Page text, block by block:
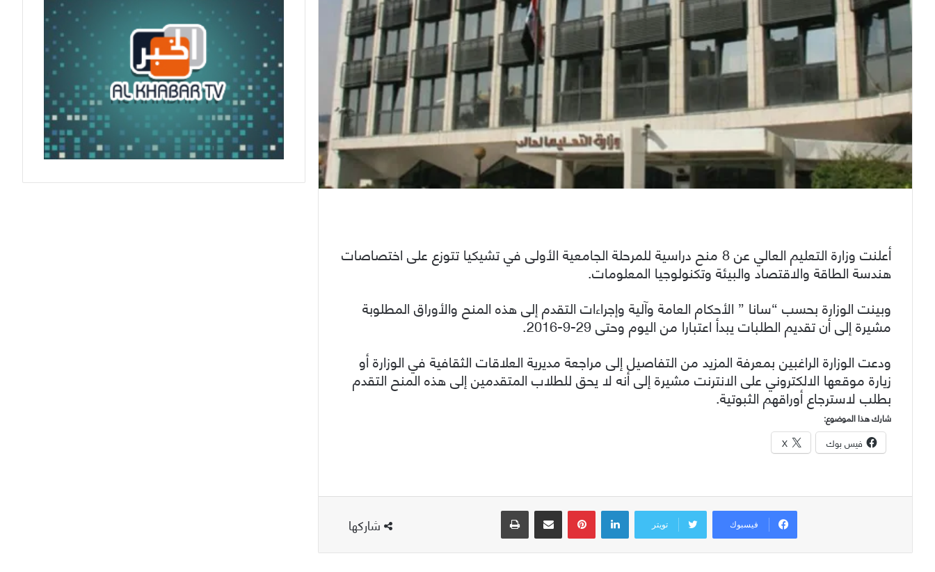
أعلنت وزارة التعليم العالي عن 8 منح دراسية للمرحلة الجامعية الأولى في تشيكيا تتوزع على اختصاصات
هندسة الطاقة والاقتصاد والبيئة وتكنولوجيا المعلومات.
وبينت الوزارة بحسب “سانا ” الأحكام العامة وآلية وإجراءات التقدم إلى هذه المنح والأوراق المطلوبة
مشيرة إلى أن تقديم الطلبات يبدأ اعتبارا من اليوم وحتى 29-9-2016.
ودعت الوزارة الراغبين بمعرفة المزيد من التفاصيل إلى مراجعة مديرية العلاقات الثقافية في الوزارة أو
زيارة موقعها الالكتروني على الانترنت مشيرة إلى أنه لا يحق للطلاب المتقدمين إلى هذه المنح التقدم
بطلب لاسترجاع أوراقهم الثبوتية.
شارك هذا الموضوع:
فيس بوك X
شاركها فيسبوك تويتر
لينكدإن بينتيريست مشاركة عبر البريد طباعة